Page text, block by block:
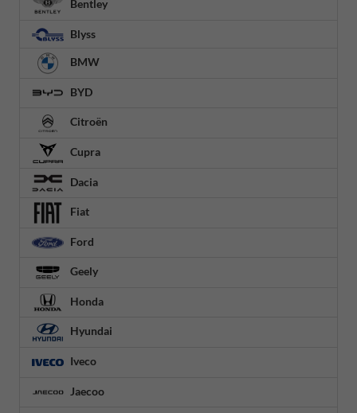
Bentley
Blyss
BMW
BYD
Citroën
Cupra
Dacia
Fiat
Ford
Geely
Honda
Hyundai
Iveco
Jaecoo